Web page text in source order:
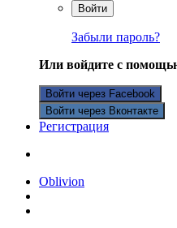
Войти
Забыли пароль?
Или войдите с
Войти через Facebook
Войти через Вконтакте
Регистрация
Oblivion